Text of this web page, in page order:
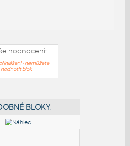
hodnocení:
- nemůžete
hodnotit blok